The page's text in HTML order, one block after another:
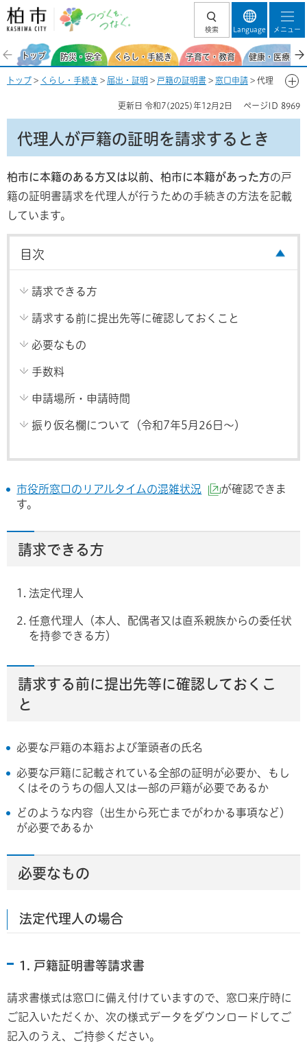
柏市 つづくを、
検索 Language メニュー
トップ 防災・安全 くらし・手続き 子育て・教育 健康・医療・
トップ > くらし・手続き > 届出・証明 > 戸籍の証明書 > 窓口申請 > 代理
更新日 令和7(2025)年12月2日 ページID 8969
代理人が戸籍の証明を請求するとき
柏市に本籍のある方又は以前、柏市に本籍があった方の戸
籍の証明書請求を代理人が行うための手続きの方法を記載
しています。
目次
請求できる方
請求する前に提出先等に確認しておくこと
必要なもの
手数料
申請場所・申請時間
振り仮名欄について（令和7年5月26日～）
市役所窓口のリアルタイムの混雑状況 （外部サイトへ
が確認できま
す。
請求できる方
法定代理人
任意代理人（本人、配偶者又は直系親族からの委任状
を持参できる方）
請求する前に提出先等に確認しておくこ
と
必要な戸籍の本籍および筆頭者の氏名
必要な戸籍に記載されている全部の証明が必要か、もし
くはそのうちの個人又は一部の戸籍が必要であるか
どのような内容（出生から死亡までがわかる事項など）
が必要であるか
必要なもの
法定代理人の場合
1. 戸籍証明書等請求書
請求書様式は窓口に備え付けていますので、窓口来庁時に
ご記入いただくか、次の様式データをダウンロードしてご
記入のうえ、ご持参ください。